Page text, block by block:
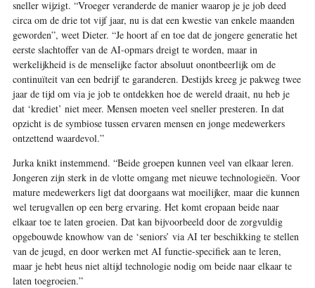
sneller wijzigt. “Vroeger veranderde de manier waarop je je job deed
circa om de drie tot vijf jaar, nu is dat een kwestie van enkele maanden
geworden”, weet Dieter. “Je hoort af en toe dat de jongere generatie het
eerste slachtoffer van de AI-opmars dreigt te worden, maar in
werkelijkheid is de menselijke factor absoluut onontbeerlijk om de
continuïteit van een bedrijf te garanderen. Destijds kreeg je pakweg twee
jaar de tijd om via je job te ontdekken hoe de wereld draait, nu heb je
dat ‘krediet’ niet meer. Mensen moeten veel sneller presteren. In dat
opzicht is de symbiose tussen ervaren mensen en jonge medewerkers
ontzettend waardevol.”
Jurka knikt instemmend. “Beide groepen kunnen veel van elkaar leren.
Jongeren zijn sterk in de vlotte omgang met nieuwe technologieën. Voor
mature medewerkers ligt dat doorgaans wat moeilijker, maar die kunnen
wel terugvallen op een berg ervaring. Het komt eropaan beide naar
elkaar toe te laten groeien. Dat kan bijvoorbeeld door de zorgvuldig
opgebouwde knowhow van de ‘seniors’ via AI ter beschikking te stellen
van de jeugd, en door werken met AI functie-specifiek aan te leren,
maar je hebt heus niet altijd technologie nodig om beide naar elkaar te
laten toegroeien.”